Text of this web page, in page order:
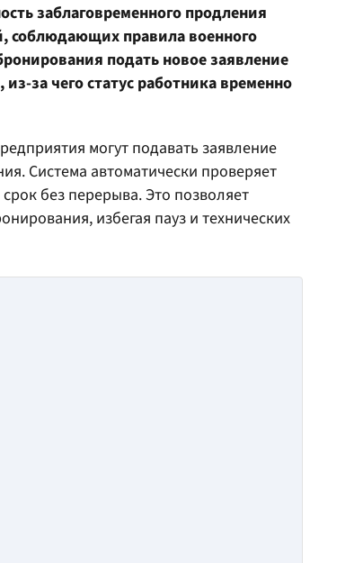
заблаговременного продления
соблюдающих правила военного
подать новое заявление
за чего статус работника временно
могут подавать заявление
Система автоматически проверяет
без перерыва. Это позволяет
избегая пауз и технических